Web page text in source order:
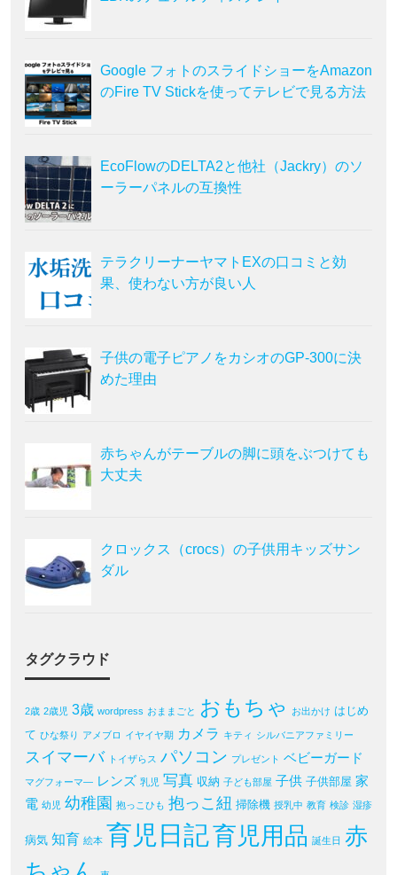
Google フォトのスライドショーをAmazon
のFire TV Stickを使ってテレビで見る方法
EcoFlowのDELTA2と他社（Jackry）のソ
ーラーパネルの互換性
テラクリーナーヤマトEXの口コミと効
果、使わない方が良い人
子供の電子ピアノをカシオのGP-300に決
めた理由
赤ちゃんがテーブルの脚に頭をぶつけても
大丈夫
クロックス（crocs）の子供用キッズサン
ダル
タグクラウド
2歳 2歳児 3歳 wordpress おままごと おもちゃ お出かけ はじめ
て ひな祭り アメブロ イヤイヤ期 カメラ キティ シルバニアファミリー
スイマーバ トイザらス パソコン プレゼント ベビーガード
マグフォーマ― レンズ 乳児 写真 収納 子ども部屋 子供 子供部屋 家
電 幼児 幼稚園 抱っこひも 抱っこ紐 掃除機 授乳中 教育 検診 湿疹
病気 知育 絵本 育児日記育児用品 誕生日 赤